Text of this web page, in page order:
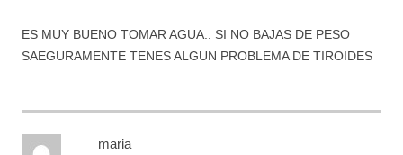
ES MUY BUENO TOMAR AGUA.. SI NO BAJAS DE PESO
SAEGURAMENTE TENES ALGUN PROBLEMA DE TIROIDES
maria